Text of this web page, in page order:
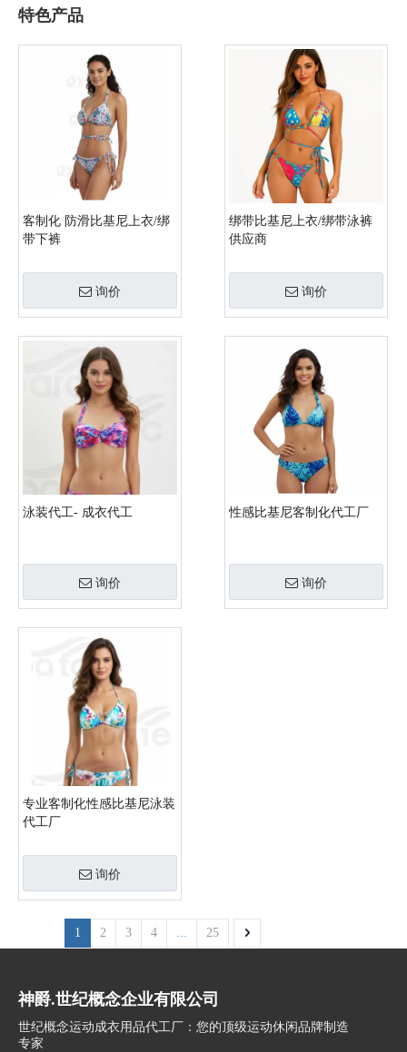
特色产品
客制化 防滑比基尼上衣/绑
带下裤
询价
绑带比基尼上衣/绑带泳裤
供应商
询价
泳装代工- 成衣代工
询价
性感比基尼客制化代工厂
询价
专业客制化性感比基尼泳装
代工厂
询价
1 2 3 4 ... 25
神爵.世纪概念企业有限公司
世纪概念运动成衣用品代工厂：您的顶级运动休闲品牌制造
专家